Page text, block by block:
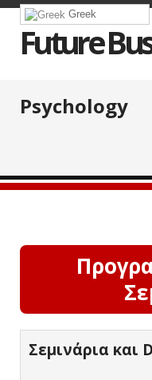
Greek
Future
Psychology
Σεμινάρια και